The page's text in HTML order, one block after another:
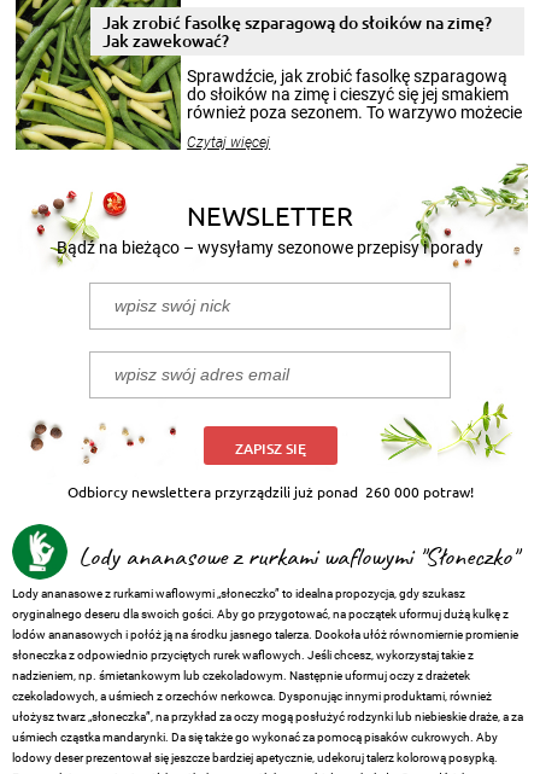
pełni poczuć atmosferę cieplejszych
miesięcy. Przygotowanie słoików ze
patenty, które pozwolą zachować świeżość
przetworów.
Jak zrobić fasolkę szparagową do słoików na zimę?
Jak zawekować?
Sprawdźcie, jak zrobić fasolkę szparagową
do słoików na zimę i cieszyć się jej smakiem
również poza sezonem. To warzywo możecie
nasze propozycje!
Czytaj więcej
NEWSLETTER
Bądź na bieżąco – wysyłamy sezonowe przepisy i porady
ZAPISZ SIĘ
Odbiorcy newslettera przyrządzili już ponad 260 000 potraw!
Lody ananasowe z rurkami waflowymi "Słoneczko"
Lody ananasowe z rurkami waflowymi „słoneczko” to idealna propozycja, gdy szukasz
oryginalnego deseru dla swoich gości. Aby go przygotować, na początek uformuj dużą kulkę z
lodów ananasowych i połóż ją na środku jasnego talerza. Dookoła ułóż równomiernie promienie
słoneczka z odpowiednio przyciętych rurek waflowych. Jeśli chcesz, wykorzystaj takie z
nadzieniem, np. śmietankowym lub czekoladowym. Następnie uformuj oczy z drażetek
czekoladowych, a uśmiech z orzechów nerkowca. Dysponując innymi produktami, również
ułożysz twarz „słoneczka”, na przykład za oczy mogą posłużyć rodzynki lub niebieskie draże, a za
uśmiech cząstka mandarynki. Da się także go wykonać za pomocą pisaków cukrowych. Aby
lodowy deser prezentował się jeszcze bardziej apetycznie, udekoruj talerz kolorową posypką.